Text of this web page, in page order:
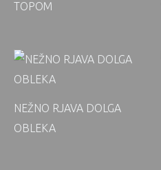
TOPOM
NEŽNO RJAVA DOLGA
OBLEKA